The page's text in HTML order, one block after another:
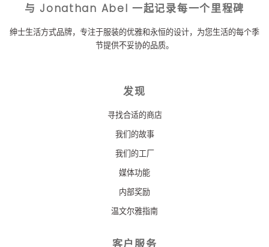
与 Jonathan Abel 一起记录每一个里程碑
绅士生活方式品牌，专注于服装的优雅和永恒的设计，为您生活的每个季
节提供不妥协的品质。
发现
寻找合适的商店
我们的故事
我们的工厂
媒体功能
内部奖励
温文尔雅指南